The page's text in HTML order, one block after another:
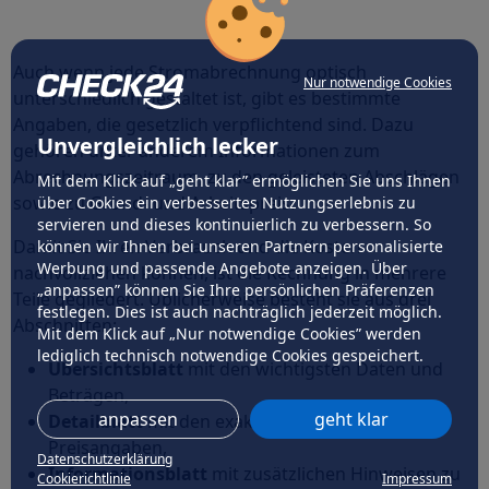
Nur notwendige Cookies
Unvergleichlich lecker
Mit dem Klick auf „geht klar” ermöglichen Sie uns Ihnen
über Cookies ein verbessertes Nutzungserlebnis zu
servieren und dieses kontinuierlich zu verbessern. So
können wir Ihnen bei unseren Partnern personalisierte
Werbung und passende Angebote anzeigen. Über
„anpassen” können Sie Ihre persönlichen Präferenzen
festlegen. Dies ist auch nachträglich jederzeit möglich.
Mit dem Klick auf „Nur notwendige Cookies” werden
lediglich technisch notwendige Cookies gespeichert.
anpassen geht klar
Datenschutzerklärung
Cookierichtlinie
Impressum
Auch wenn jede Stromabrechnung optisch
unterschiedlich gestaltet ist, gibt es bestimmte
gehören unter anderem Informationen zum
Abrechnungszeitraum, zu den geleisteten Abschlägen
sowie zu Grund- und Arbeitspreis.
Damit Sie Ihren Verbrauch und die Kosten
nachvollziehen können, ist die Rechnung in mehrere
Teile gegliedert. Üblicherweise besteht sie aus drei
Abschnitten:
Übersichtsblattmit den wichtigsten Daten und
Beträgen,
Detailblattmit den exakten Verbrauchs- und
Preisangaben,
Informationsblatt
mit zusätzlichen Hinweisen zu